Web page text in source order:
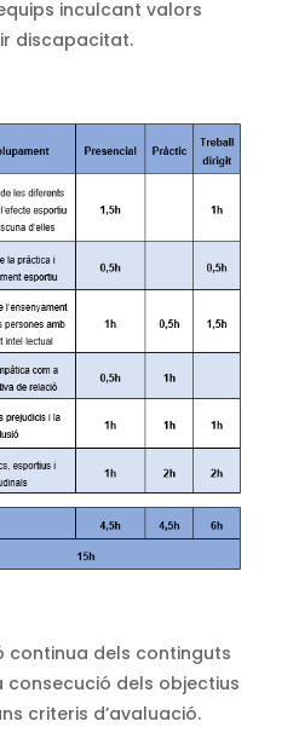
inculcant valors
discapacitat.
continua dels continguts
dels objectius
criteris d’avaluació.